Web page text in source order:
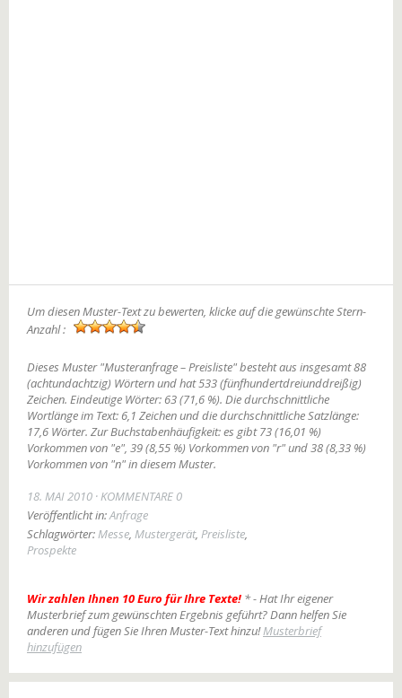
Um diesen Muster-Text zu bewerten, klicke auf die gewünschte Stern-
Anzahl :
Dieses Muster "Musteranfrage – Preisliste" besteht aus insgesamt 88
(achtundachtzig) Wörtern und hat 533 (fünfhundertdreiunddreißig)
Zeichen. Eindeutige Wörter: 63 (71,6 %). Die durchschnittliche
Wortlänge im Text: 6,1 Zeichen und die durchschnittliche Satzlänge:
17,6 Wörter. Zur Buchstabenhäufigkeit: es gibt 73 (16,01 %)
Vorkommen von "e", 39 (8,55 %) Vorkommen von "r" und 38 (8,33 %)
Vorkommen von "n" in diesem Muster.
18. MAI 2010 KOMMENTARE 0
Veröffentlicht in:Anfrage
Schlagwörter:Messe, Mustergerät, Preisliste,
Prospekte
Wir zahlen Ihnen 10 Euro für Ihre Texte! * - Hat Ihr eigener
Musterbrief zum gewünschten Ergebnis geführt? Dann helfen Sie
anderen und fügen Sie Ihren Muster-Text hinzu!Musterbrief
hinzufügen